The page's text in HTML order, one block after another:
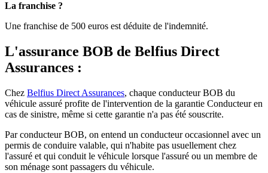
La franchise ?
Une franchise de 500 euros est déduite de l'indemnité.
L'assurance BOB de Belfius Direct
Assurances :
Chez Belfius Direct Assurances, chaque conducteur BOB du
véhicule assuré profite de l'intervention de la garantie Conducteur en
cas de sinistre, même si cette garantie n'a pas été souscrite.
Par conducteur BOB, on entend un conducteur occasionnel avec un
permis de conduire valable, qui n'habite pas usuellement chez
l'assuré et qui conduit le véhicule lorsque l'assuré ou un membre de
son ménage sont passagers du véhicule.